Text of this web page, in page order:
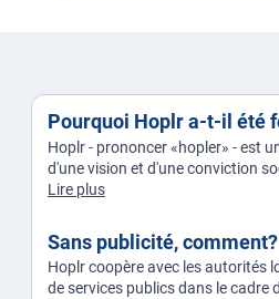
Pourquoi Hoplr a-t-il été
Hoplr - prononcer «hopler» - est
d'une vision et d'une conviction
Lire plus
Sans publicité, comment?
Hoplr coopère avec les autorités
de services publics dans le cadre